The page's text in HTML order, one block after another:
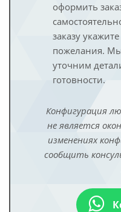
оформить
заказу
пожелания.
уточним
готовности.
Конфигурация
не является
изменениях
сообщить